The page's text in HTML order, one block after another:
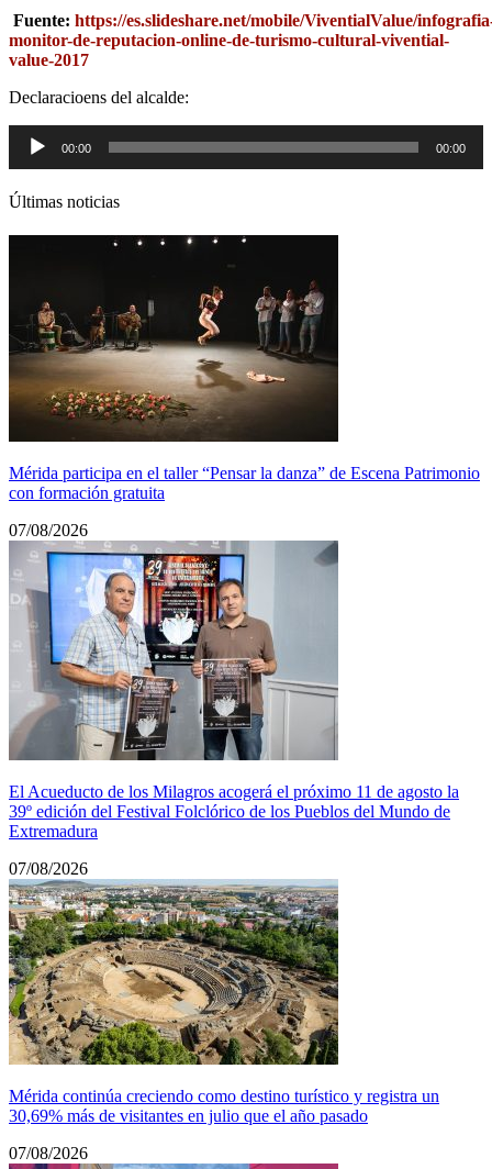
Fuente: https://es.slideshare.net/mobile/ViventialValue/
monitor-de-reputacion-online-de-turismo-cultural-vivential-
value-2017
Declaracioens del alcalde:
Reproductor
audio
00:00 00:00
Últimas noticias
Mérida participa en el taller “Pensar la danza” de Escena Patrimonio
con formación gratuita
07/08/2026
El Acueducto de los Milagros acogerá el próximo 11 de agosto la
39º edición del Festival Folclórico de los Pueblos del Mundo de
Extremadura
07/08/2026
Mérida continúa creciendo como destino turístico y registra un
30,69% más de visitantes en julio que el año pasado
07/08/2026